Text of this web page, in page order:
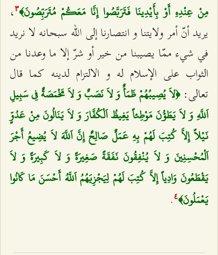
مِنْ عِنْدِهِ أَوْ بِأَيْدِينَا فَتَرَبَّصُوا إِنَّا مَعَكُمْ مُتَرَبِّصُونَ﴾٣،
يريد أنّ أمر ولايتنا و انتصارنا إلى الله سبحانه لا نريد
في شي‌ء ممّا يصيبنا من خير أو شرّ إلا ما وعدنا من
الثواب على الإسلام له و الالتزام لدينه كما قال
تعالى:﴿لاَ يُصِيبُهُمْ ظَمَأٌ وَ لاَ نَصَبٌ وَ لاَ مَخْمَصَةٌ فِي سَبِيلِ
اَللَّهِ وَ لاَ يَطَؤُنَ مَوْطِئاً يَغِيظُ اَلْكُفَّارَ وَ لاَ يَنَالُونَ مِنْ عَدُوٍّ
نَيْلاً إِلاَّ كُتِبَ لَهُمْ بِهِ عَمَلٌ صَالِحٌ إِنَّ اَللَّهَ لاَ يُضِيعُ أَجْرَ
اَلْمُحْسِنِينَ وَ لاَ يُنْفِقُونَ نَفَقَةً صَغِيرَةً وَ لاَ كَبِيرَةً وَ لاَ
يَقْطَعُونَ وَادِياً إِلاَّ كُتِبَ لَهُمْ لِيَجْزِيَهُمُ اَللَّهُ أَحْسَنَ مَا كَانُوا
يَعْمَلُونَ﴾٤ .